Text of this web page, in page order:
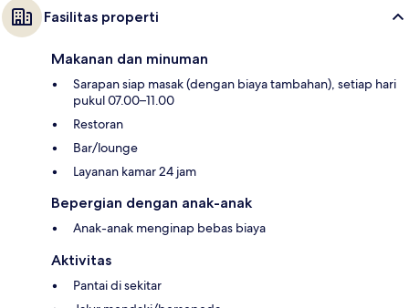
Fasilitas properti
Makanan dan minuman
Sarapan siap masak (dengan biaya tambahan), setiap hari
pukul 07.00–11.00
Restoran
Bar/lounge
Layanan kamar 24 jam
Bepergian dengan anak-anak
Anak-anak menginap bebas biaya
Aktivitas
Pantai di sekitar